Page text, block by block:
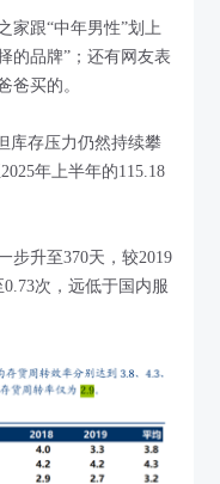
家跟“中年男性”划上
的品牌”；还有网友表
爸买的。
库存压力仍然持续攀
年上半年的115.18
步升至370天，较2019
次，远低于国内服